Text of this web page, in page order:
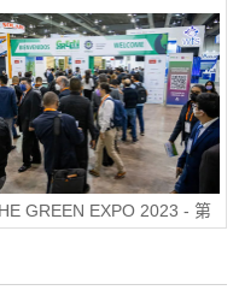
GREEN EXPO 2023 - 第
30届墨西哥绿色能源展